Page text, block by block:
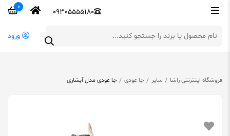
09305555180
0
ورود
فروشگاه اینترنتی راشا سایر جا عودی جا عودی مدل آبشاری